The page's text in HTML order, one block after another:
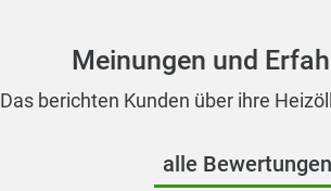
Meinungen und
Das berichten Kunden über ihre
alle Bewertungen